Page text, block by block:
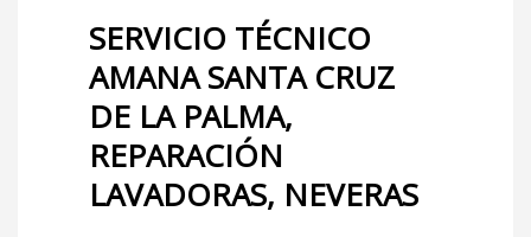
SERVICIO TÉCNICO
AMANA SANTA CRUZ
DE LA PALMA,
REPARACIÓN
LAVADORAS, NEVERAS